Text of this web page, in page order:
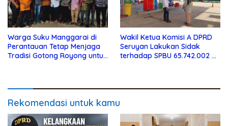
Warga Suku Manggarai di
Perantauan Tetap Menjaga
Tradisi Gotong Royong untuk
Wakil Ketua Komisi A DPRD
Seruyan Lakukan Sidak
terhadap SPBU 65.742.002 di
Rekomendasi untuk kamu